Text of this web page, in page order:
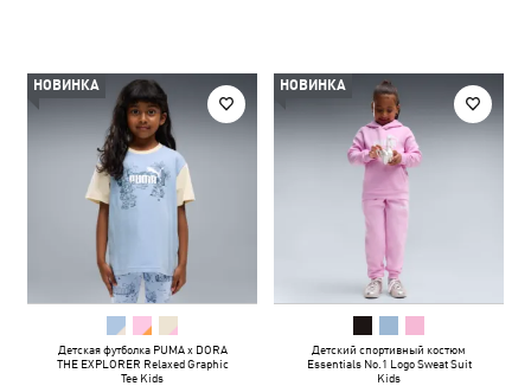
НОВИНКА
Детская футболка PUMA x DORA
THE EXPLORER Relaxed Graphic
Tee Kids
НОВИНКА
Детский спортивный костюм
Essentials No.1 Logo Sweat Suit
Kids